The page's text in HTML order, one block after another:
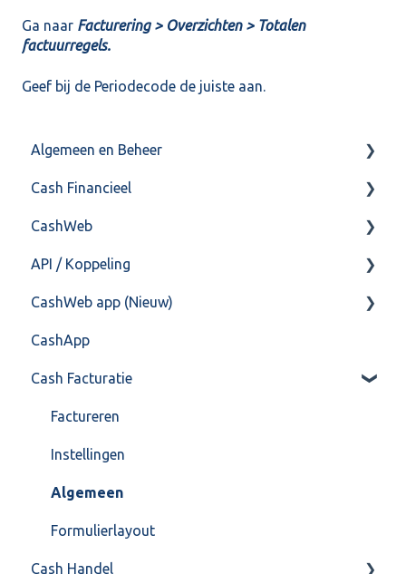
Ga naar Facturering > Overzichten > Totalen
factuurregels.
Geef bij de Periodecode de juiste aan.
Algemeen en Beheer
Bank(koppeling)
Import/Export
Postbus
Training & Consultancy
Overig
Cash Financieel
Boekhoud
Fiscaal
Overig
CashWeb
CashHero Layout
Mailen vanuit CASHWeb
Algemeen gebruik
API / Koppeling
Algemeen
Api 3.0 (SOAP API)
API 4.0 (REST API)
CashWeb app (Nieuw)
Veel gestelde vragen
CashApp
Cash Facturatie
Factureren
Instellingen
Algemeen
Formulierlayout
Cash Handel